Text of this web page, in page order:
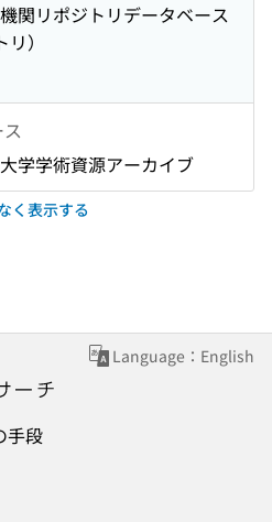
関リポジトリデータベース
）
学学術資源アーカイブ
く表示する
Language：English
手段